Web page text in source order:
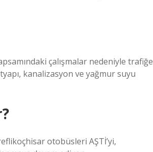
çalışmalar nedeniyle trafiğe
kanalizasyon ve yağmur suyu
otobüsleri AŞTİ’yi,